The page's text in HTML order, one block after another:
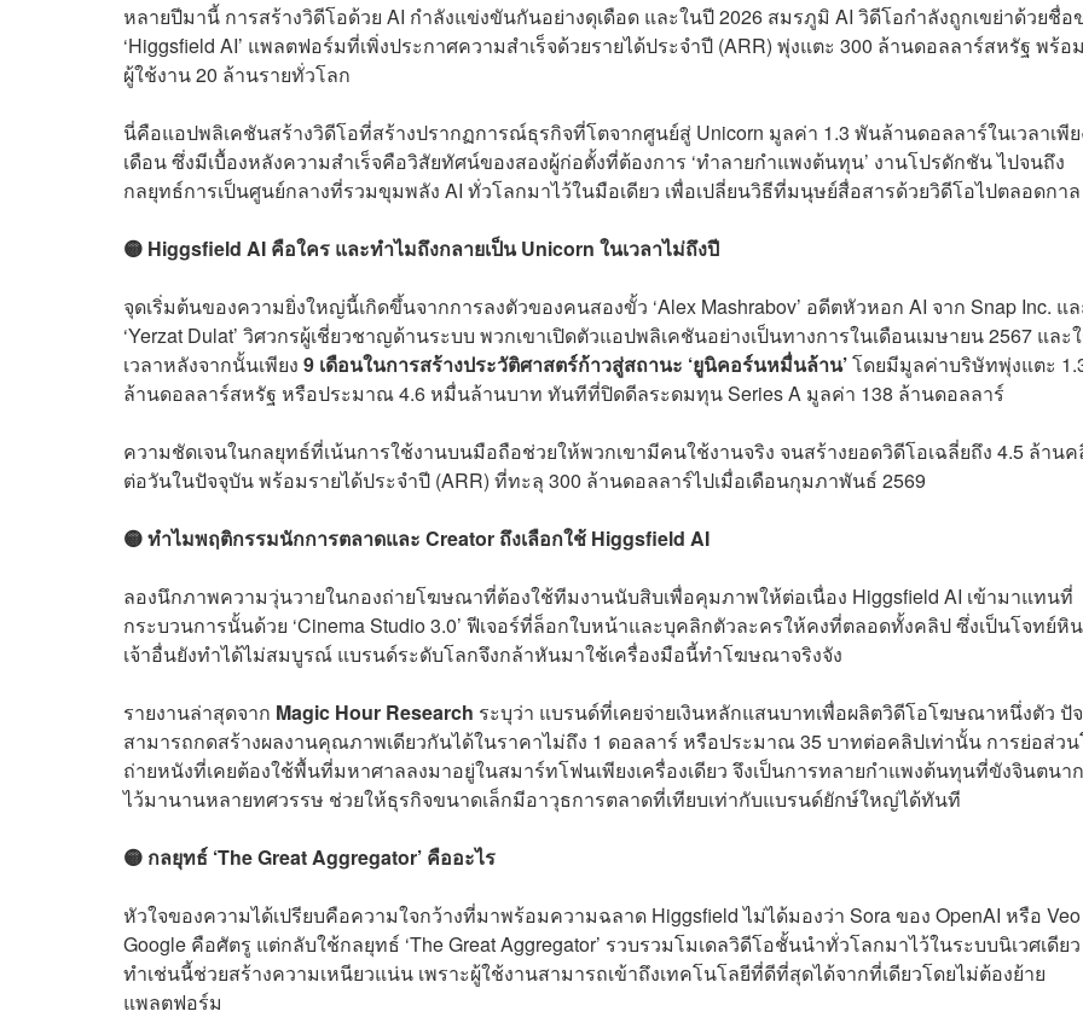
หลายปีมานี้ การสร้างวิดีโอด้วย AI กำลังแข่งขันกันอย่างดุเดือด และในปี 2026 สมรภูมิ AI วิดีโอกำลังถูกเขย่าด้วยชื่อ
‘Higgsfield AI’ แพลตฟอร์มที่เพิ่งประกาศความสำเร็จด้วยรายได้ประจำปี (ARR) พุ่งแตะ 300 ล้านดอลลาร์สหรัฐ พร้อ
ผู้ใช้งาน 20 ล้านรายทั่วโลก
นี่คือแอปพลิเคชันสร้างวิดีโอที่สร้างปรากฏการณ์ธุรกิจที่โตจากศูนย์สู่ Unicorn มูลค่า 1.3 พันล้านดอลลาร์ในเวลาเพีย
เดือน ซึ่งมีเบื้องหลังความสำเร็จคือวิสัยทัศน์ของสองผู้ก่อตั้งที่ต้องการ ‘ทำลายกำแพงต้นทุน’ งานโปรดักชัน ไปจนถึง
กลยุทธ์การเป็นศูนย์กลางที่รวมขุมพลัง AI ทั่วโลกมาไว้ในมือเดียว เพื่อเปลี่ยนวิธีที่มนุษย์สื่อสารด้วยวิดีโอไปตลอดกาล
🟡 Higgsfield AI คือใคร และทำไมถึงกลายเป็น Unicorn ในเวลาไม่ถึงปี
จุดเริ่มต้นของความยิ่งใหญ่นี้เกิดขึ้นจากการลงตัวของคนสองขั้ว ‘Alex Mashrabov’ อดีตหัวหอก AI จาก Snap Inc. แล
‘Yerzat Dulat’ วิศวกรผู้เชี่ยวชาญด้านระบบ พวกเขาเปิดตัวแอปพลิเคชันอย่างเป็นทางการในเดือนเมษายน 2567 และ
เวลาหลังจากนั้นเพียง 9 เดือนในการสร้างประวัติศาสตร์ก้าวสู่สถานะ ‘ยูนิคอร์นหมื่นล้าน’โดยมีมูลค่าบริษัทพุ่งแตะ
ล้านดอลลาร์สหรัฐ หรือประมาณ 4.6 หมื่นล้านบาท ทันทีที่ปิดดีลระดมทุน Series A มูลค่า 138 ล้านดอลลาร์
ความชัดเจนในกลยุทธ์ที่เน้นการใช้งานบนมือถือช่วยให้พวกเขามีคนใช้งานจริง จนสร้างยอดวิดีโอเฉลี่ยถึง 4.5 ล้าน
ต่อวันในปัจจุบัน พร้อมรายได้ประจำปี (ARR) ที่ทะลุ 300 ล้านดอลลาร์ไปเมื่อเดือนกุมภาพันธ์ 2569
🟡 ทำไมพฤติกรรมนักการตลาดและ Creator ถึงเลือกใช้ Higgsfield AI
ลองนึกภาพความวุ่นวายในกองถ่ายโฆษณาที่ต้องใช้ทีมงานนับสิบเพื่อคุมภาพให้ต่อเนื่อง Higgsfield AI เข้ามาแทนที่
กระบวนการนั้นด้วย ‘Cinema Studio 3.0’ ฟีเจอร์ที่ล็อกใบหน้าและบุคลิกตัวละครให้คงที่ตลอดทั้งคลิป ซึ่งเป็นโจทย์หิ
เจ้าอื่นยังทำได้ไม่สมบูรณ์ แบรนด์ระดับโลกจึงกล้าหันมาใช้เครื่องมือนี้ทำโฆษณาจริงจัง
รายงานล่าสุดจาก Magic Hour Research ระบุว่า แบรนด์ที่เคยจ่ายเงินหลักแสนบาทเพื่อผลิตวิดีโอโฆษณาหนึ่งตัว ปั
สามารถกดสร้างผลงานคุณภาพเดียวกันได้ในราคาไม่ถึง 1 ดอลลาร์ หรือประมาณ 35 บาทต่อคลิปเท่านั้น การย่อส่วน
ถ่ายหนังที่เคยต้องใช้พื้นที่มหาศาลลงมาอยู่ในสมาร์ทโฟนเพียงเครื่องเดียว จึงเป็นการทลายกำแพงต้นทุนที่ขังจินตนา
ไว้มานานหลายทศวรรษ ช่วยให้ธุรกิจขนาดเล็กมีอาวุธการตลาดที่เทียบเท่ากับแบรนด์ยักษ์ใหญ่ได้ทันที
🟡 กลยุทธ์ ‘The Great Aggregator’ คืออะไร
หัวใจของความได้เปรียบคือความใจกว้างที่มาพร้อมความฉลาด Higgsfield ไม่ได้มองว่า Sora ของ OpenAI หรือ
Google คือศัตรู แต่กลับใช้กลยุทธ์ ‘The Great Aggregator’ รวบรวมโมเดลวิดีโอชั้นนำทั่วโลกมาไว้ในระบบนิเวศเดีย
ทำเช่นนี้ช่วยสร้างความเหนียวแน่น เพราะผู้ใช้งานสามารถเข้าถึงเทคโนโลยีที่ดีที่สุดได้จากที่เดียวโดยไม่ต้องย้าย
แพลตฟอร์ม